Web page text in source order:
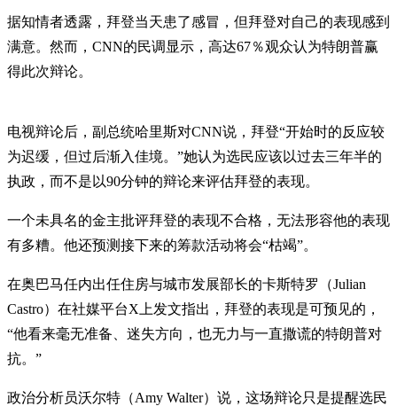
据知情者透露，拜登当天患了感冒，但拜登对自己的表现感到
满意。然而，CNN的民调显示，高达67％观众认为特朗普赢
得此次辩论。
电视辩论后，副总统哈里斯对CNN说，拜登“开始时的反应较
为迟缓，但过后渐入佳境。”她认为选民应该以过去三年半的
执政，而不是以90分钟的辩论来评估拜登的表现。
一个未具名的金主批评拜登的表现不合格，无法形容他的表现
有多糟。他还预测接下来的筹款活动将会“枯竭”。
在奥巴马任内出任住房与城市发展部长的卡斯特罗（Julian
Castro）在社媒平台X上发文指出，拜登的表现是可预见的，
“他看来毫无准备、迷失方向，也无力与一直撒谎的特朗普对
抗。”
政治分析员沃尔特（Amy Walter）说，这场辩论只是提醒选民